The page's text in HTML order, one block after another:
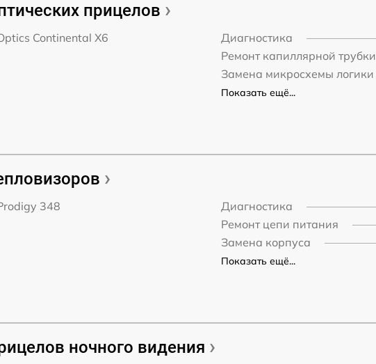
прицелов
Continental X6 Диагностика
Ремонт капиллярной трубки
Замена микросхемы логики
Показать ещё...
348 Диагностика
Ремонт цепи питания
Замена корпуса
Показать ещё...
ночного видения